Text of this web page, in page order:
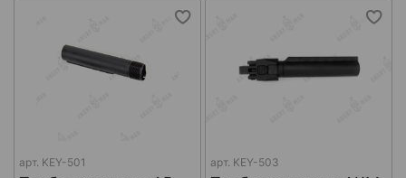
арт. KEY-501 арт. KEY-503